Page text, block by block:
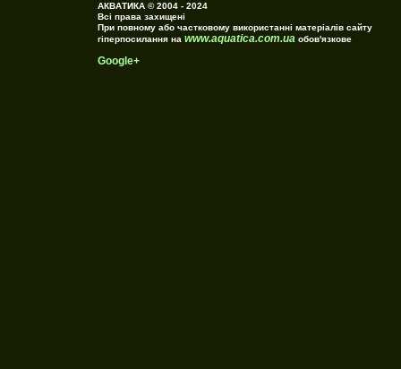
АКВАТИКА © 2004 - 2024
Всі права захищені
При повному або частковому використанні матеріалів сайту
гіперпосилання на www.aquatica.com.ua обов'язкове
Google+